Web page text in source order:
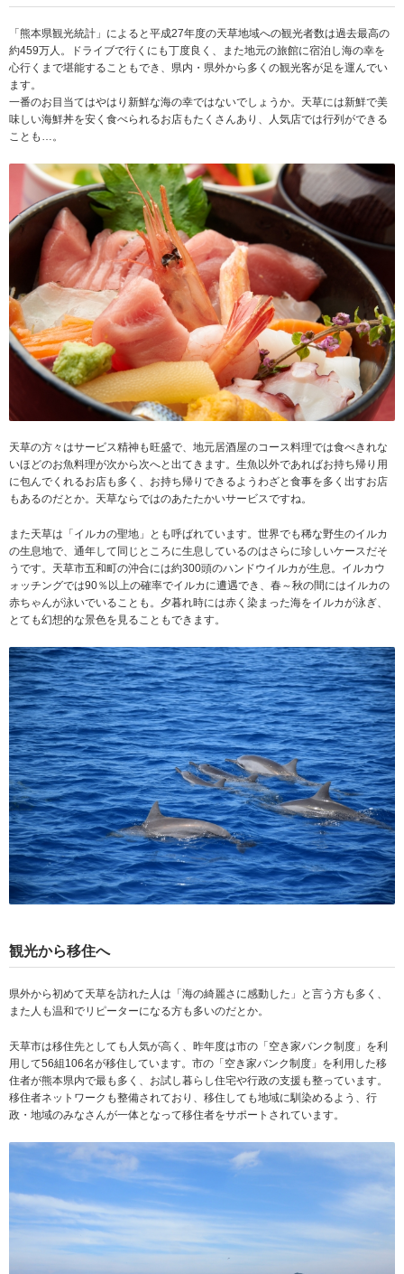
「熊本県観光統計」によると平成27年度の天草地域への観光者数は過去最高の
約459万人。ドライブで行くにも丁度良く、また地元の旅館に宿泊し海の幸を
心行くまで堪能することもでき、県内・県外から多くの観光客が足を運んでい
ます。
一番のお目当てはやはり新鮮な海の幸ではないでしょうか。天草には新鮮で美
味しい海鮮丼を安く食べられるお店もたくさんあり、人気店では行列ができる
ことも…。
天草の方々はサービス精神も旺盛で、地元居酒屋のコース料理では食べきれな
いほどのお魚料理が次から次へと出てきます。生魚以外であればお持ち帰り用
に包んでくれるお店も多く、お持ち帰りできるようわざと食事を多く出すお店
もあるのだとか。天草ならではのあたたかいサービスですね。
また天草は「イルカの聖地」とも呼ばれています。世界でも稀な野生のイルカ
の生息地で、通年して同じところに生息しているのはさらに珍しいケースだそ
うです。天草市五和町の沖合には約300頭のハンドウイルカが生息。イルカウ
ォッチングでは90％以上の確率でイルカに遭遇でき、春～秋の間にはイルカの
赤ちゃんが泳いでいることも。夕暮れ時には赤く染まった海をイルカが泳ぎ、
とても幻想的な景色を見ることもできます。
観光から移住へ
県外から初めて天草を訪れた人は「海の綺麗さに感動した」と言う方も多く、
また人も温和でリピーターになる方も多いのだとか。
天草市は移住先としても人気が高く、昨年度は市の「空き家バンク制度」を利
用して56組106名が移住しています。市の「空き家バンク制度」を利用した移
住者が熊本県内で最も多く、お試し暮らし住宅や行政の支援も整っています。
移住者ネットワークも整備されており、移住しても地域に馴染めるよう、行
政・地域のみなさんが一体となって移住者をサポートされています。